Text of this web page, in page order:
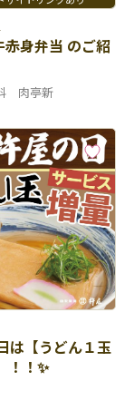
赤身弁当 のご紹
肉亭新
は【うどん１玉
！！✨